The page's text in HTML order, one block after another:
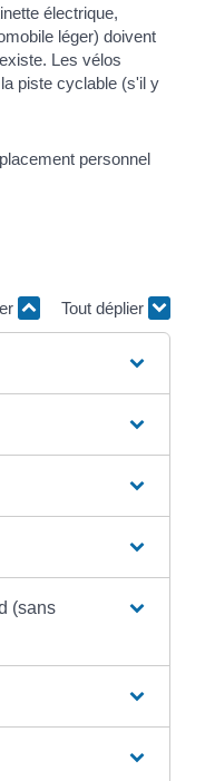
électrique,
léger) doivent
Les vélos
piste cyclable (s'il y
Tout déplier
(sans